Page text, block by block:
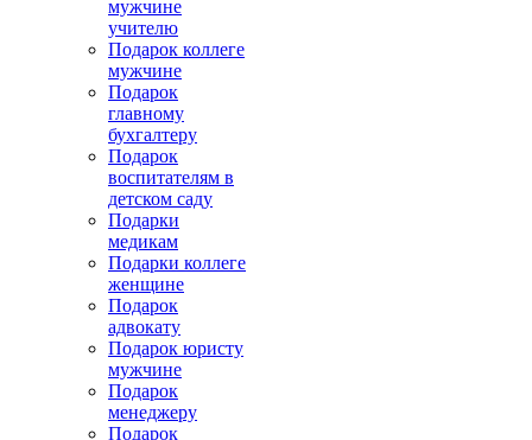
мужчине
учителю
Подарок коллеге
мужчине
Подарок
главному
бухгалтеру
Подарок
воспитателям в
детском саду
Подарки
медикам
Подарки коллеге
женщине
Подарок
адвокату
Подарок юристу
мужчине
Подарок
менеджеру
Подарок